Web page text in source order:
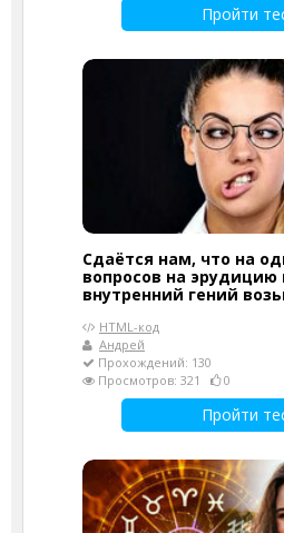
Пройти
Сдаётся нам, что на
вопросов на
внутренний гений
HTML-код
Андрей
Прохождений: 130
Просмотров: 321
0
Пройти